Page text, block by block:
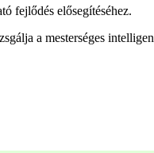
fejlődés elősegítéséhez.
a mesterséges